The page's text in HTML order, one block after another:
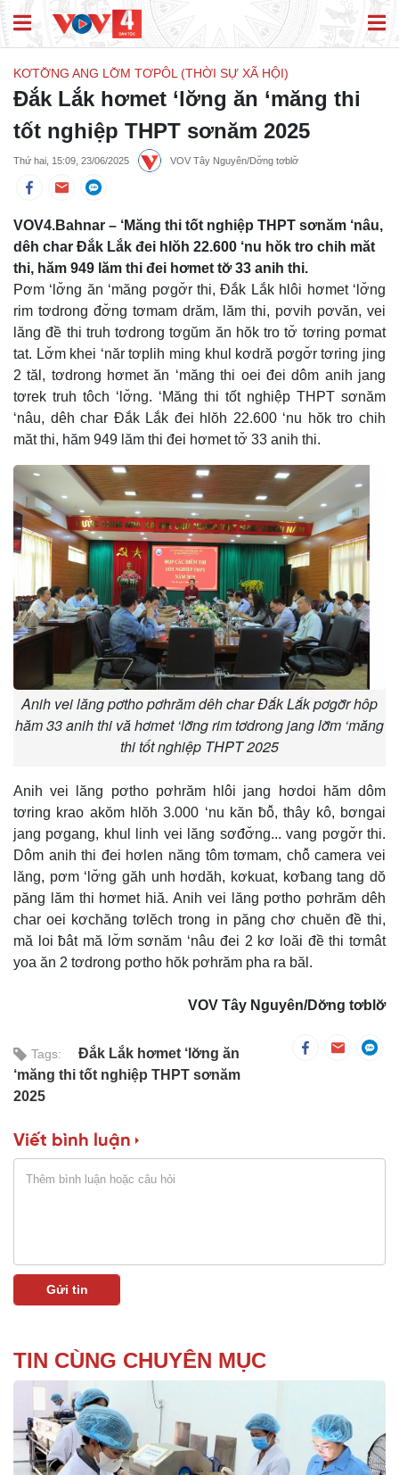
KƠTƠ̆NG ANG LƠ̆M TƠPÔL (THỜI SỰ XÃ HỘI)
Đắk Lắk hơmet ‘lơ̆ng ăn ‘măng thi
tốt nghiệp THPT sơnăm 2025
Thứ hai, 15:09, 23/06/2025 VOV Tây Nguyên/Dơ̆ng tơblơ̆
VOV4.Bahnar – ‘Măng thi tốt nghiệp THPT sơnăm ‘nâu,
dêh char Đắk Lắk đei hlŏh 22.600 ‘nu hŏk tro chih măt
thi, hăm 949 lăm thi đei hơmet tơ̆ 33 anih thi.
Pơm ‘lơ̆ng ăn ‘măng pơgơ̆r thi, Đắk Lắk hlôi hơmet ‘lơ̆ng
rim tơdrong đơ̆ng tơmam drăm, lăm thi, pơvih pơvăn, vei
lăng đề thi truh tơdrong tơgŭm ăn hŏk tro tơ̆ tơring pơmat
tat. Lơ̆m khei ‘năr tơplih ming khul kơdră pơgơ̆r tơring jing
2 tăl, tơdrong hơmet ăn ‘măng thi oei đei dôm anih jang
tơrek truh tôch ‘lơ̆ng. ‘Măng thi tốt nghiệp THPT sơnăm
‘nâu, dêh char Đắk Lắk đei hlŏh 22.600 ‘nu hŏk tro chih
măt thi, hăm 949 lăm thi đei hơmet tơ̆ 33 anih thi.
Anih vei lăng pơtho pơhrăm dêh char Đắk Lắk pơgơ̆r hôp
hăm 33 anih thi vă hơmet ‘lơ̆ng rim tơdrong jang lơ̆m ‘măng
thi tốt nghiệp THPT 2025
Anih vei lăng pơtho pơhrăm hlôi jang hơdoi hăm dôm
tơring krao akŏm hlŏh 3.000 ‘nu kăn ƀô̆, thây kô, bơngai
jang pơgang, khul linh vei lăng sơđơ̆ng... vang pơgơ̆r thi.
Dôm anih thi đei hơlen năng tôm tơmam, chô̆ camera vei
lăng, pơm ‘lơ̆ng găh unh hơdăh, kơkuat, kơƀang tang dŏ
păng lăm thi hơmet hiă. Anih vei lăng pơtho pơhrăm dêh
char oei kơchăng tơlĕch trong in păng chơ chuĕn đề thi,
mă loi ƀât mă lơ̆m sơnăm ‘nâu đei 2 kơ loăi đề thi tơmât
yoa ăn 2 tơdrong pơtho hŏk pơhrăm pha ra băl.
VOV Tây Nguyên/Dơ̆ng tơblơ̆
Tags:
Đắk Lắk hơmet ‘lơ̆ng ăn
‘măng thi tốt nghiệp THPT sơnăm
2025
Viết bình luận
TIN CÙNG CHUYÊN MỤC